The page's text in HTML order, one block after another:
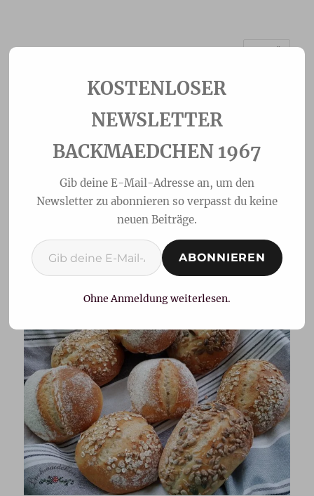
Knusperbrötchen
NEWSLETTER
BACKMAEDCHEN 1967
Gib deine E-Mail-Adresse an, um den
Newsletter zu abonnieren so verpasst du keine
neuen Beiträge.
Gib deine E-Mail-Adresse ein ...
ABONNIEREN
Ohne Anmeldung weiterlesen.